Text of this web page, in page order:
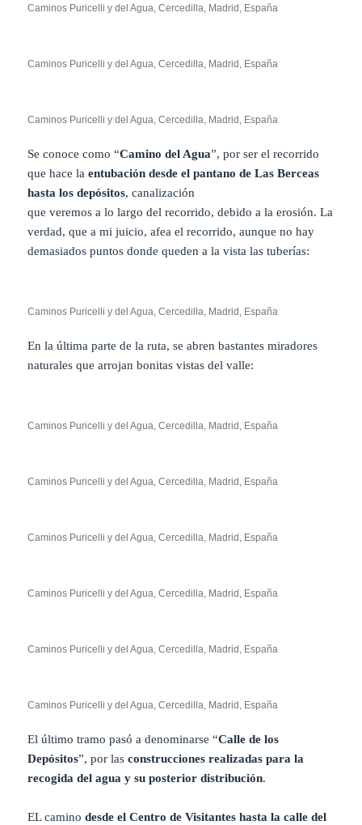
Caminos Puricelli y del Agua, Cercedilla, Madrid, España
Caminos Puricelli y del Agua, Cercedilla, Madrid, España
Caminos Puricelli y del Agua, Cercedilla, Madrid, España
Se conoce como “Camino del Agua”, por ser el recorrido
que hace laentubación desde el pantano de Las Berceas
hasta los depósitos, canalización
que veremos a lo largo del recorrido, debido a la erosión. La
verdad, que a mi juicio, afea el recorrido, aunque no hay
demasiados puntos donde queden a la vista las tuberías:
Caminos Puricelli y del Agua, Cercedilla, Madrid, España
En la última parte de la ruta, se abren bastantes miradores
naturales que arrojan bonitas vistas del valle:
Caminos Puricelli y del Agua, Cercedilla, Madrid, España
Caminos Puricelli y del Agua, Cercedilla, Madrid, España
Caminos Puricelli y del Agua, Cercedilla, Madrid, España
Caminos Puricelli y del Agua, Cercedilla, Madrid, España
Caminos Puricelli y del Agua, Cercedilla, Madrid, España
Caminos Puricelli y del Agua, Cercedilla, Madrid, España
El último tramo pasó a denominarse “Calle de los
Depósitos”, por lasconstrucciones realizadas para la
recogida del agua y su posterior distribución.
EL caminodesde el Centro de Visitantes hasta la calle del